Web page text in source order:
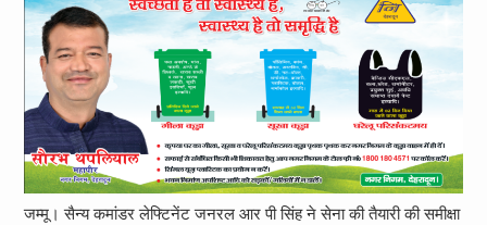
जम्मू। सैन्य कमांडर लेफ्टिनेंट जनरल आर पी सिंह ने सेना की तैयारी की समीक्षा